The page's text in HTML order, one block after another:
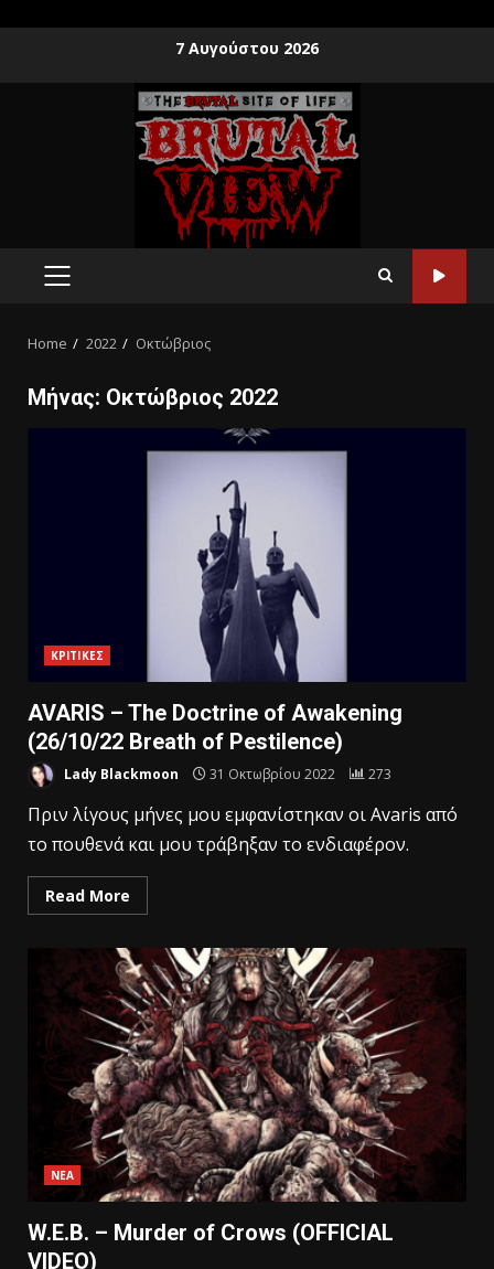
7 Αυγούστου 2026
Home 2022 Οκτώβριος
Μήνας: Οκτώβριος 2022
ΚΡΙΤΙΚΕΣ
AVARIS – The Doctrine of Awakening
(26/10/22 Breath of Pestilence)
Lady Blackmoon 31 Οκτωβρίου 2022 273
Πριν λίγους μήνες μου εμφανίστηκαν οι Avaris από
το πουθενά και μου τράβηξαν το ενδιαφέρον.
Read More
ΝΕΑ
W.E.B. – Murder of Crows (OFFICIAL
VIDEO)